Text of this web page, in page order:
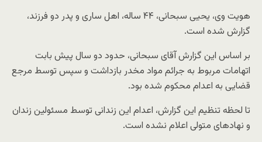
هویت وی، یحیی سبحانی، ۴۴ ساله، اهل ساری و پدر دو فرزند،
گزارش شده است.
بر اساس این گزارش آقای سبحانی، حدود دو سال پیش بابت
اتهامات مربوط به جرائم مواد مخدر بازداشت و سپس توسط مرجع
قضایی به اعدام محکوم شده بود.
تا لحظه تنظیم این گزارش، اعدام این زندانی توسط مسئولین زندان
و نهادهای متولی اعلام نشده است.